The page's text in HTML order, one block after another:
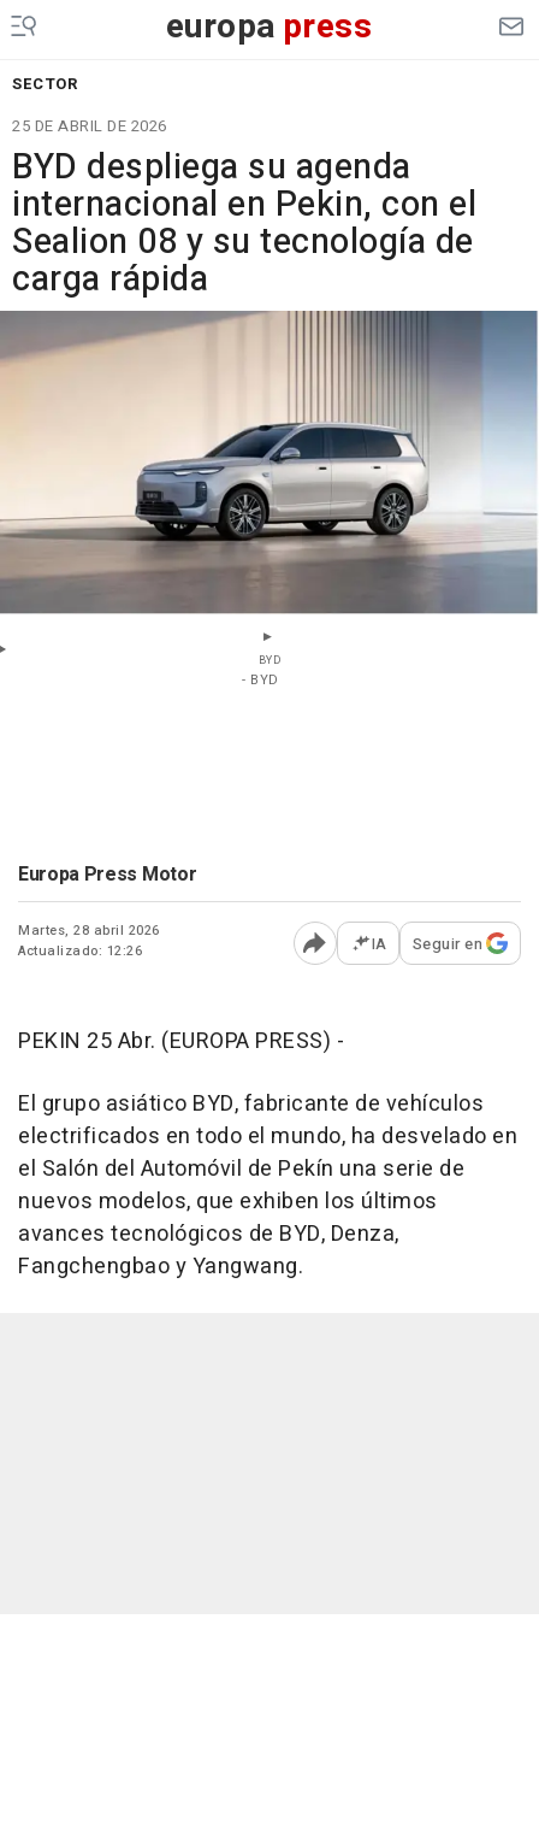
europa press
SECTOR
25 DE ABRIL DE 2026
BYD despliega su agenda
internacional en Pekin, con el
Sealion 08 y su tecnología de
carga rápida
BYD
- BYD
Europa Press Motor
Martes, 28 abril 2026
Actualizado: 12:26
Abrir opciones para
IA Seguir en
PEKIN 25 Abr. (EUROPA PRESS) -
El grupo asiático BYD, fabricante de vehículos
electrificados en todo el mundo, ha desvelado en
el Salón del Automóvil de Pekín una serie de
nuevos modelos, que exhiben los últimos
avances tecnológicos de BYD, Denza,
Fangchengbao y Yangwang.